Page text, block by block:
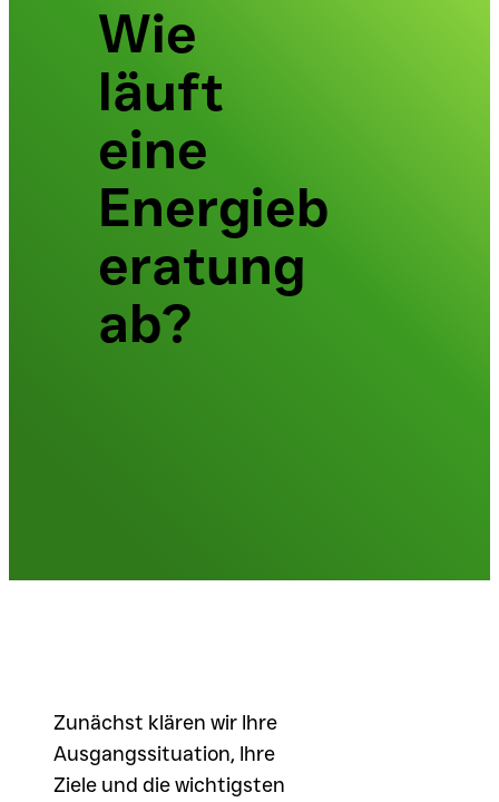
Wie
läuft
eine
Energieb
eratung
ab?
Zunächst klären wir Ihre
Ausgangssituation, Ihre
Ziele und die wichtigsten